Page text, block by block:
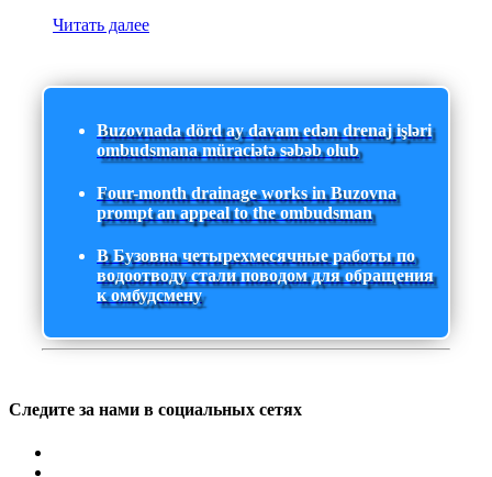
Читать далее
Buzovnada dörd ay davam edən drenaj işləri
ombudsmana müraciətə səbəb olub
Four-month drainage works in Buzovna
prompt an appeal to the ombudsman
В Бузовна четырехмесячные работы по
водоотводу стали поводом для обращения
к омбудсмену
Следите за нами в социальных сетях